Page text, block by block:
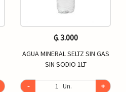
₲. 3.000
AGUA MINERAL SELTZ SIN GAS
SIN SODIO 1LT
- Un. +